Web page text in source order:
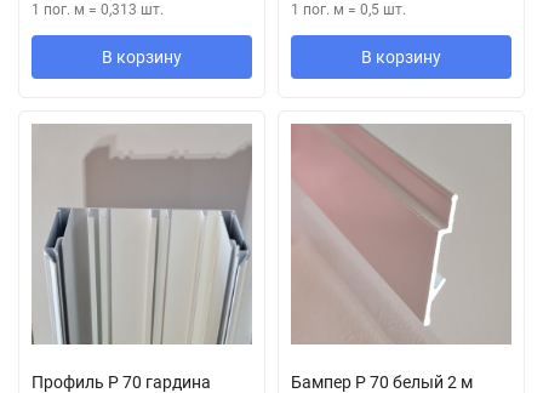
1 пог. м = 0,313 шт.
В корзину
1 пог. м = 0,5 шт.
В корзину
Профиль P 70 гардина
Бампер Р 70 белый 2 м